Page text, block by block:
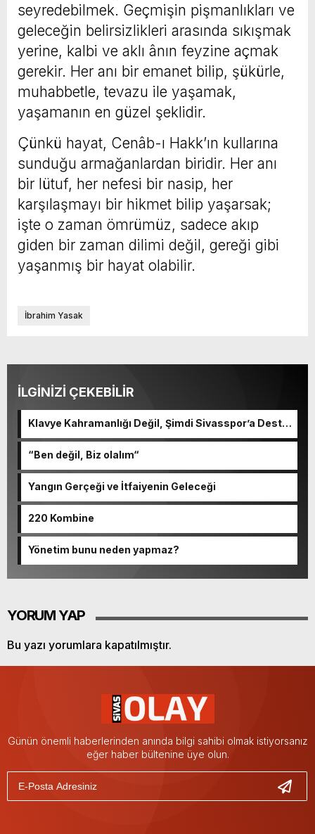
seyredebilmek. Geçmişin pişmanlıkları ve
geleceğin belirsizlikleri arasında sıkışmak
yerine, kalbi ve aklı ânın feyzine açmak
gerekir. Her anı bir emanet bilip, şükürle,
muhabbetle, tevazu ile yaşamak,
yaşamanın en güzel şeklidir.
Çünkü hayat, Cenâb-ı Hakk’ın kullarına
sunduğu armağanlardan biridir. Her anı
bir lütuf, her nefesi bir nasip, her
karşılaşmayı bir hikmet bilip yaşarsak;
işte o zaman ömrümüz, sadece akıp
giden bir zaman dilimi değil, gereği gibi
yaşanmış bir hayat olabilir.
İbrahim Yasak
İLGİNİZİ ÇEKEBİLİR
Klavye Kahramanlığı Değil, Şimdi Sivasspor’a Destek
“Ben değil, Biz olalım“
Yangın Gerçeği ve İtfaiyenin Geleceği
220 Kombine
Yönetim bunu neden yapmaz?
YORUM YAP
Bu yazı yorumlara kapatılmıştır.
Günün önemli haberlerinden anında bilgi sahibi olmak istiyorsanız
eğer haber bültenine üye olun.